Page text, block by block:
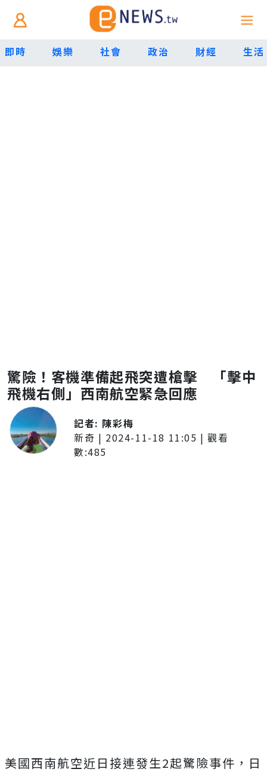
即時 娛樂 社會 政治 財經 生活
驚險！客機準備起飛突遭槍擊 「擊中
飛機右側」西南航空緊急回應
記者: 陳彩梅
新奇 | 2024-11-18 11:05 | 觀看
數:485
美國西南航空近日接連發生2起驚險事件，日